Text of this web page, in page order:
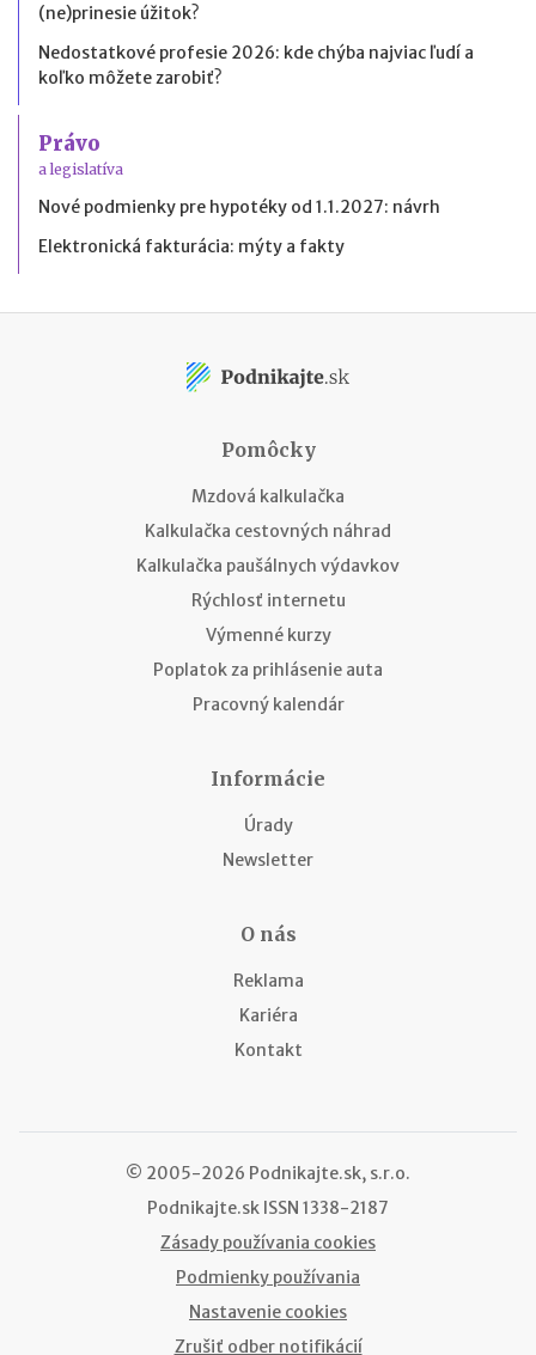
(ne)prinesie úžitok?
Nedostatkové profesie 2026: kde chýba najviac ľudí a
koľko môžete zarobiť?
Právo
a legislatíva
Nové podmienky pre hypotéky od 1.1.2027: návrh
Elektronická fakturácia: mýty a fakty
Pomôcky
Mzdová kalkulačka
Kalkulačka cestovných náhrad
Kalkulačka paušálnych výdavkov
Rýchlosť internetu
Výmenné kurzy
Poplatok za prihlásenie auta
Pracovný kalendár
Informácie
Úrady
Newsletter
O nás
Reklama
Kariéra
Kontakt
© 2005-2026 Podnikajte.sk, s.r.o.
Podnikajte.sk ISSN 1338-2187
Zásady používania cookies
Podmienky používania
Nastavenie cookies
Zrušiť odber notifikácií